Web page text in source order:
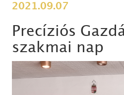
2021.09.07
Precíziós
szakmai nap